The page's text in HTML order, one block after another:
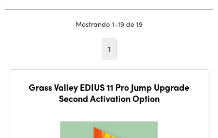
Mostrando 1-19 de 19
1
Grass Valley EDIUS 11 Pro Jump Upgrade
Second Activation Option